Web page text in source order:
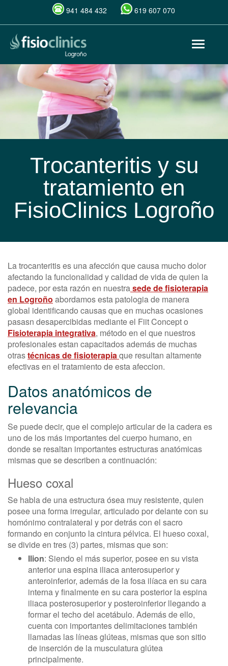
Pasar
contenido
principal
941 484 432 619 607 070
Toggle
Trocanteritis y su
tratamiento en
FisioClinics Logroño
La trocanteritis es una afección que causa mucho dolor
afectando la funcionalidad y calidad de vida de quien la
padece, por esta razón en nuestrasede de fisioterapia
en Logroño abordamos esta patologia de manera
global identificando causas que en muchas ocasiones
pasasn desapercibidas mediante el Fiit Concept o
Fisioterapia integrativa, método en el que nuestros
profesionales estan capacitados además de muchas
otrastécnicas de fisioterapiaque resultan altamente
efectivas en el tratamiento de esta afeccion.
Datos anatómicos de
relevancia
Se puede decir, que el complejo articular de la cadera es
uno de los más importantes del cuerpo humano, en
donde se resaltan importantes estructuras anatómicas
mismas que se describen a continuación:
Hueso coxal
Se habla de una estructura ósea muy resistente, quien
posee una forma irregular, articulado por delante con su
homónimo contralateral y por detrás con el sacro
formando en conjunto la cintura pélvica. El hueso coxal,
se divide en tres (3) partes, mismas que son:
Ilion: Siendo el más superior, posee en su vista
anterior una espina iliaca anterosuperior y
anteroinferior, además de la fosa ilíaca en su cara
interna y finalmente en su cara posterior la espina
iliaca posterosuperior y posteroinferior llegando a
formar el techo del acetábulo. Además de ello,
cuenta con importantes delimitaciones también
llamadas las líneas glúteas, mismas que son sitio
de inserción de la musculatura glútea
principalmente.